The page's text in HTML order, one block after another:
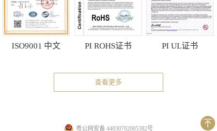
ISO9001 中文 PI ROHS证书 PI UL证书
查看更多
粤公网安备 44030702005382号